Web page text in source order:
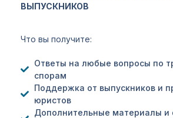
ВЫПУСКНИКОВ
Что вы получите:
Ответы на любые вопросы по
спорам
Поддержка от выпускников и
юристов
Дополнительные материалы и